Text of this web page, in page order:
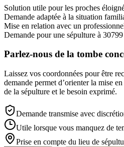
Solution utile pour les proches
Demande adaptée à la situation
Mise en relation avec un
Demande pour une sépulture à 30799
Parlez-nous de la tombe
Laissez vos coordonnées pour être
demande permet d’orienter la mise
de la sépulture et le besoin exprimé.
Demande transmise avec
Utile lorsque vous manquez de
Prise en compte du lieu de